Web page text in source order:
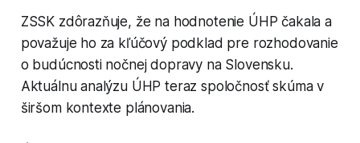
ZSSK zdôrazňuje, že na hodnotenie ÚHP čakala a
považuje ho za kľúčový podklad pre rozhodovanie
o budúcnosti nočnej dopravy na Slovensku.
Aktuálnu analýzu ÚHP teraz spoločnosť skúma v
širšom kontexte plánovania.